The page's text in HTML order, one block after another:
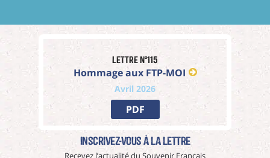
Lettre n°115
Hommage aux FTP-MOI
Avril 2026
PDF
Inscrivez-vous à La Lettre
Recevez l’actualité du Souvenir Français